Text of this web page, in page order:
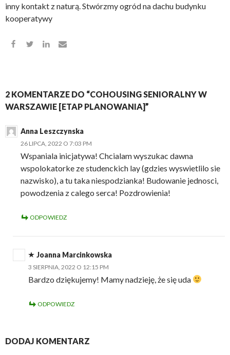
inny kontakt z naturą. Stwórzmy ogród na dachu budynku
kooperatywy
2 KOMENTARZE DO “COHOUSING SENIORALNY W
WARSZAWIE [ETAP PLANOWANIA]”
Anna Leszczynska
26 LIPCA, 2022 O 7:03 PM
Wspaniala inicjatywa! Chcialam wyszukac dawna
wspolokatorke ze studenckich lay (gdzies wyswietlilo sie
nazwisko), a tu taka niespodzianka! Budowanie jednosci,
powodzenia z calego serca! Pozdrowienia!
ODPOWIEDZ
Joanna Marcinkowska
3 SIERPNIA, 2022 O 12:15 PM
Bardzo dziękujemy! Mamy nadzieję, że się uda
ODPOWIEDZ
DODAJ KOMENTARZ